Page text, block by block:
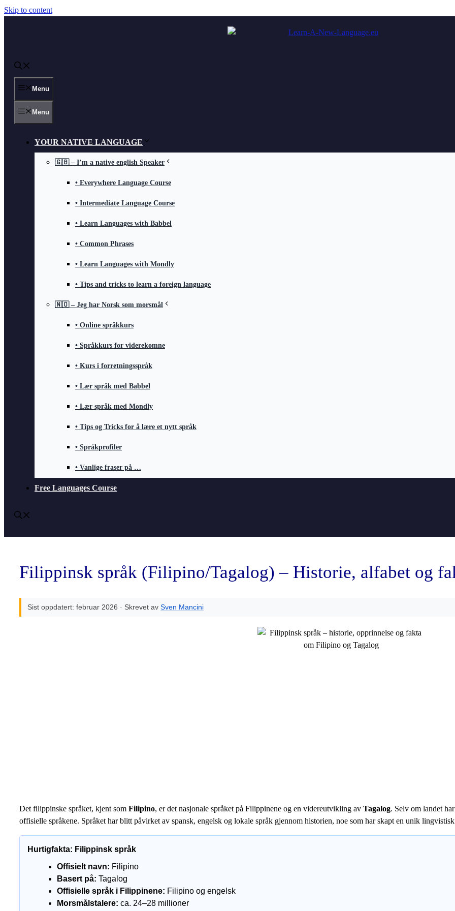
Skip to content
Menu
Menu
YOUR NATIVE LANGUAGE
🇬🇧 – I’m a native english Speaker
• Everywhere Language Course
• Intermediate Language Course
• Learn Languages with Babbel
• Common Phrases
• Learn Languages with Mondly
• Tips and tricks to learn a foreign language
🇳🇴 – Jeg har Norsk som morsmål
• Online språkkurs
• Språkkurs for viderekomne
• Kurs i forretningsspråk
• Lær språk med Babbel
• Lær språk med Mondly
• Tips og Tricks for å lære et nytt språk
• Språkprofiler
• Vanlige fraser på …
Free Languages Course
Filippinsk språk (Filipino/Tagalog) – Historie, alfabet og
Sist oppdatert: februar 2026 · Skrevet av Sven Mancini
Det filippinske språket, kjent som Filipino, er det nasjonale språket på Filippinene og en videreutvikling av Tagalog. Selv om landet
offisielle språkene. Språket har blitt påvirket av spansk, engelsk og lokale språk gjennom historien, noe som har skapt en unik
Hurtigfakta: Filippinsk språk
Offisielt navn: Filipino
Basert på: Tagalog
Offisielle språk i Filippinene: Filipino og engelsk
Morsmålstalere: ca. 24–28 millioner